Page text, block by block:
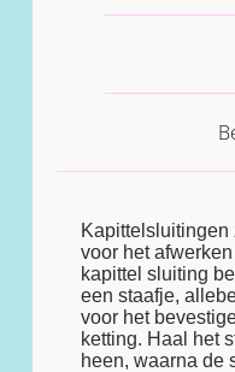
voor het
kapittel sluiting
een staafje,
voor het
ketting. Haal het
heen, waarna de